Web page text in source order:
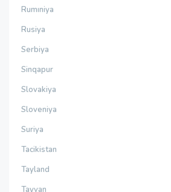
Rumıniya
Rusiya
Serbiya
Sinqapur
Slovakiya
Sloveniya
Suriya
Tacikistan
Tayland
Tayvan